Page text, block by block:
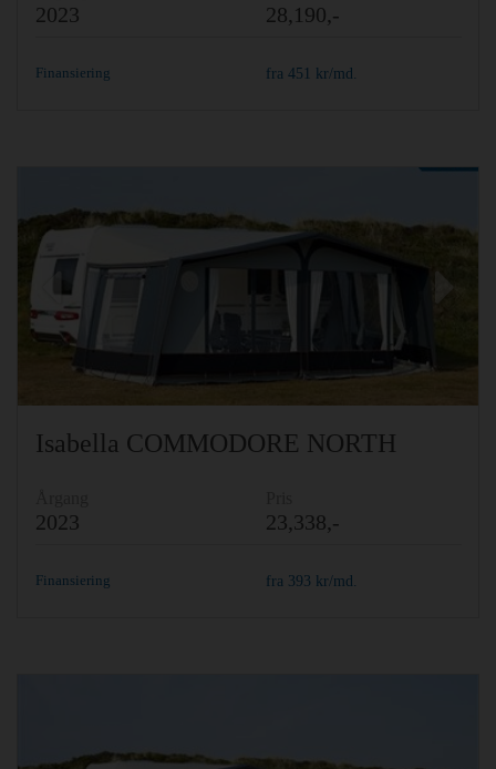
2023 28,190,-
Finansiering fra 451 kr/md.
Previous
Isabella COMMODORE NORTH
2023 23,338,-
Finansiering fra 393 kr/md.